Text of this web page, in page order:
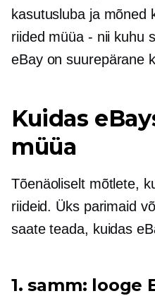
kasutusluba ja mõned
riided müüa - nii kuhu
eBay on suurepärane
Kuidas
müüa
Tõenäoliselt mõtlete,
riideid. Üks parimaid
saate teada, kuidas
1. samm: looge